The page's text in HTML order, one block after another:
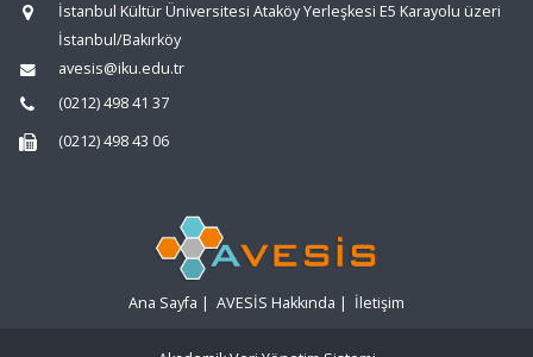
İstanbul Kültür Üniversitesi Ataköy Yerleşkesi E5 Karayolu üzeri
İstanbul/Bakırköy
avesis@iku.edu.tr
(0212) 498 41 37
(0212) 498 43 06
Ana Sayfa | AVESİS Hakkında | İletişim